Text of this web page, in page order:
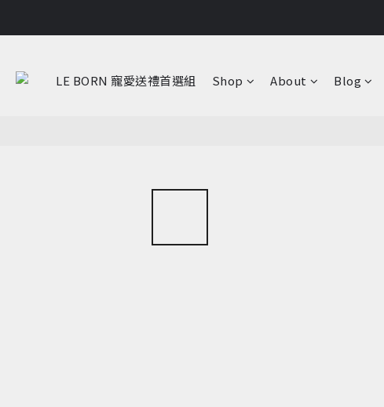
LE BORN 寵愛送禮首選組 Shop About Blog